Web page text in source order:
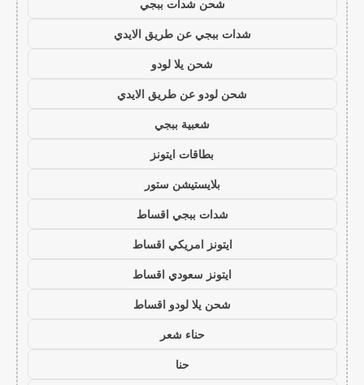
شحن شدات ببجي
شدات ببجي عن طريق الايدي
شحن يلا لودو
شحن لودو عن طريق الايدي
شعبية ببجي
بطاقات ايتونز
بلايستيشن ستور
شدات ببجي اقساط
ايتونز امريكي اقساط
ايتونز سعودي اقساط
شحن يلا لودو اقساط
حناء شعر
حنا